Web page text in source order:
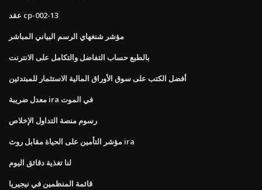
عقد cp-002-13
مؤشر شنغهاي الرسم البياني المباشر
بالطبع حساب التفاضل والتكامل على الانترنت
أفضل الكتب على سوق الأوراق المالية الاستثمار للمبتدئين
معدل ضريبة ira في الموت
رسوم منصة التداول الإخلاص
مؤشر التأمين على الحياة مقابل روث ira
لنا تغذية دقائق اليوم
قائمة المنظمين في نيجيريا